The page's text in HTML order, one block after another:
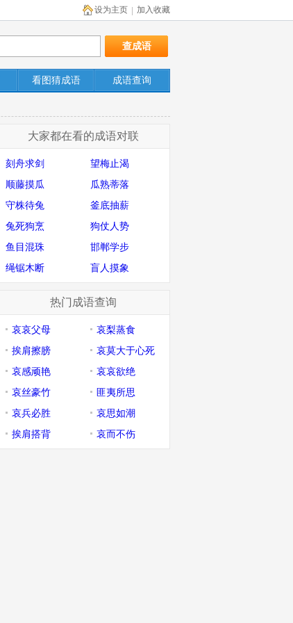
加入收藏
设为主页
看图猜成语 成语查询
大家都在看的成语对联
刻舟求剑
望梅止渴
顺藤摸瓜
瓜熟蒂落
守株待兔
釜底抽薪
兔死狗烹
狗仗人势
鱼目混珠
邯郸学步
绳锯木断
盲人摸象
热门成语查询
哀哀父母
哀梨蒸食
挨肩擦膀
哀莫大于心死
哀感顽艳
哀哀欲绝
哀丝豪竹
匪夷所思
哀兵必胜
哀思如潮
挨肩搭背
哀而不伤